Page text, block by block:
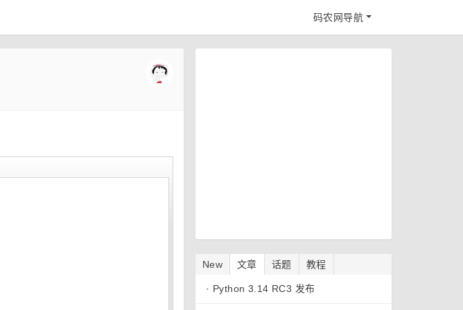
码农网导航
New 文章 话题 教程
· Python 3.14 RC3 发布